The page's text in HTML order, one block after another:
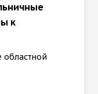
к
областной